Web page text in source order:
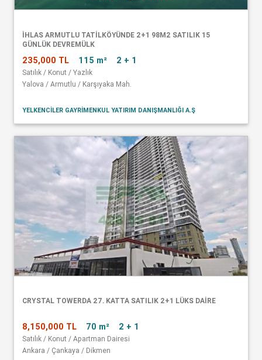
İHLAS ARMUTLU TATİLKÖYÜNDE 2+1 98M2 SATILIK 15
GÜNLÜK DEVREMÜLK
235,000 TL 115 m² 2 + 1
Satılık / Konut / Yazlık
Yalova / Armutlu / Karşıyaka Mah.
YELKENCİLER GAYRİMENKUL YATIRIM DANIŞMANLIĞI A.Ş
CRYSTAL TOWERDA 27. KATTA SATILIK 2+1 LÜKS DAİRE
8,150,000 TL 70 m² 2 + 1
Satılık / Konut / Apartman Dairesi
Ankara / Çankaya / Dikmen